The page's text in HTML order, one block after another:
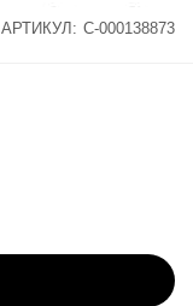
АРТИКУЛ: С-000138873